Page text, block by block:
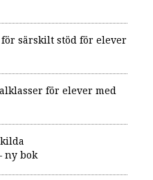
särskilt stöd för elever
för elever med
ny bok